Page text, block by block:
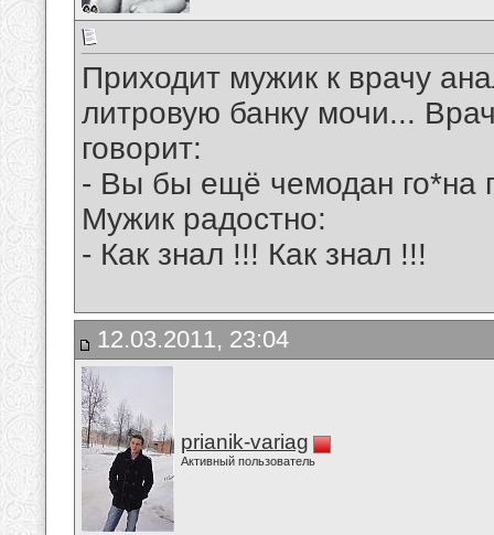
Приходит мужик к врачу
литровую банку мочи...
говорит:
- Вы бы ещё чемодан го*на
Мужик радостно:
- Как знал !!! Как знал !!!
12.03.2011, 23:04
prianik-variag
Активный пользователь